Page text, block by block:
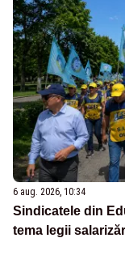
6 aug. 2026, 10:34
Sindicatele din
tema legii